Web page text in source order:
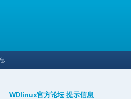
WDlinux官方论坛 提示信息